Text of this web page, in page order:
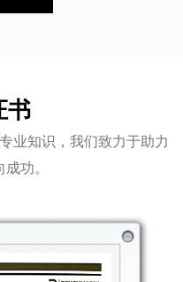
书
业知识，我们致力于助力
功。